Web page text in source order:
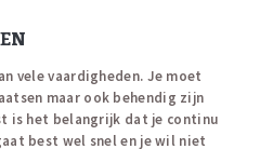
vele vaardigheden. Je moet
maar ook behendig zijn
is het belangrijk dat je continu
best wel snel en je wil niet